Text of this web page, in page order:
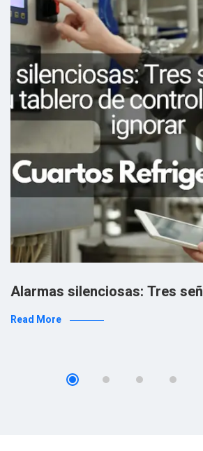
Alarmas silenciosas: Tres
Read More